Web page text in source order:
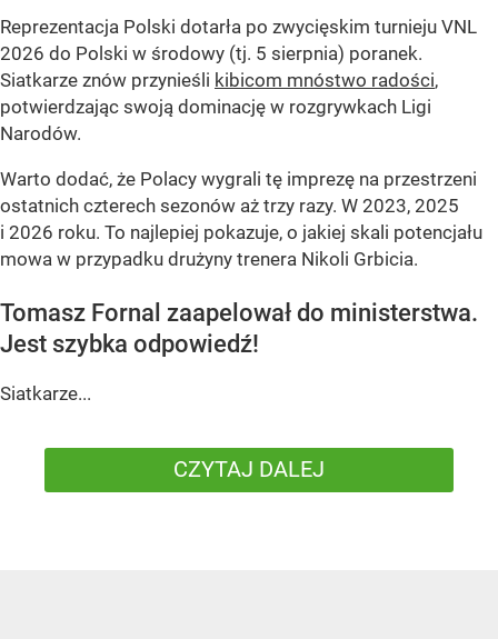
Reprezentacja Polski dotarła po zwycięskim turnieju VNL
2026 do Polski w środowy (tj. 5 sierpnia) poranek.
Siatkarze znów przynieśli kibicom mnóstwo radości,
potwierdzając swoją dominację w rozgrywkach Ligi
Narodów.
Warto dodać, że Polacy wygrali tę imprezę na przestrzeni
ostatnich czterech sezonów aż trzy razy. W 2023, 2025
i 2026 roku. To najlepiej pokazuje, o jakiej skali potencjału
mowa w przypadku drużyny trenera Nikoli Grbicia.
Tomasz Fornal zaapelował do ministerstwa.
Jest szybka odpowiedź!
Siatkarze...
CZYTAJ DALEJ